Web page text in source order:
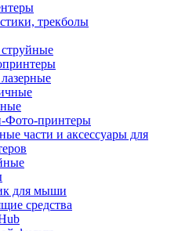
трекболы
принтеры
части и аксессуары для
для мыши
средства